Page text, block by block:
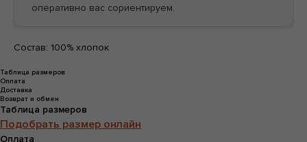
оперативно вас сориентируем.
Состав: 100% хлопок
Таблица размеров
Оплата
Доставка
Возврат и обмен
Таблица размеров
Подобрать размер онлайн
Оплата